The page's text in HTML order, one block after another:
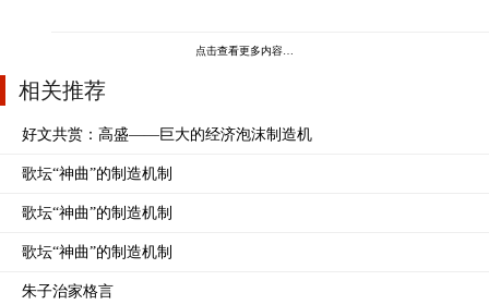
点击查看更多内容…
相关推荐
好文共赏：高盛——巨大的经济泡沫制造机
歌坛“神曲”的制造机制
歌坛“神曲”的制造机制
歌坛“神曲”的制造机制
朱子治家格言